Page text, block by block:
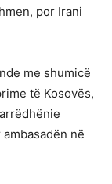
por Irani
me shumicë
të Kosovës,
në